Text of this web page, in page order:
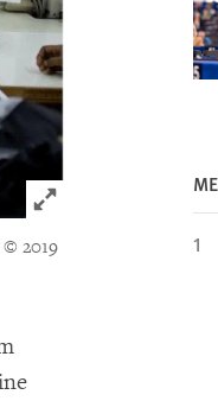
Click to expand
© 2019